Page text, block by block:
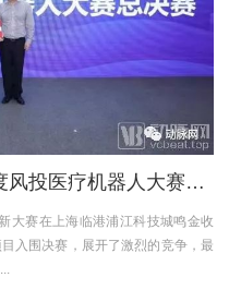
2019美敦力中国基金-BV百度风投医疗机器人大赛圆满落幕 钛米闯入前三，领跑医疗科技创新黄金十年【动脉网】
赛在上海临港浦江科技城鸣金收
入围决赛，展开了激烈的竞争，最